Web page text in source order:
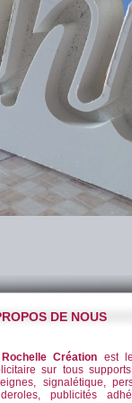
DE NOUS
Création est
sur tous
signalétique,
publicités